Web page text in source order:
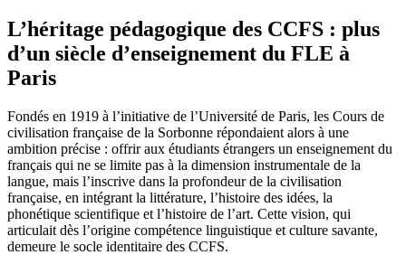
L’héritage pédagogique des CCFS : plus
d’un siècle d’enseignement du FLE à
Paris
Fondés en 1919 à l’initiative de l’Université de Paris, les Cours de
civilisation française de la Sorbonne répondaient alors à une
ambition précise : offrir aux étudiants étrangers un enseignement du
français qui ne se limite pas à la dimension instrumentale de la
langue, mais l’inscrive dans la profondeur de la civilisation
française, en intégrant la littérature, l’histoire des idées, la
phonétique scientifique et l’histoire de l’art. Cette vision, qui
articulait dès l’origine compétence linguistique et culture savante,
demeure le socle identitaire des CCFS.